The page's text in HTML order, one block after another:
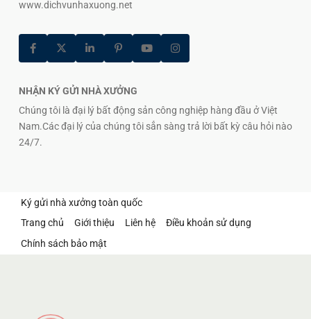
www.dichvunhaxuong.net
NHẬN KÝ GỬI NHÀ XƯỞNG
Chúng tôi là đại lý bất động sản công nghiệp hàng đầu ở Việt
Nam.Các đại lý của chúng tôi sẳn sàng trả lời bất kỳ câu hỏi nào
24/7.
Ký gửi nhà xưởng toàn quốc
Trang chủ
Giới thiệu Liên hệ
Điều khoản sử dụng
Chính sách bảo mật